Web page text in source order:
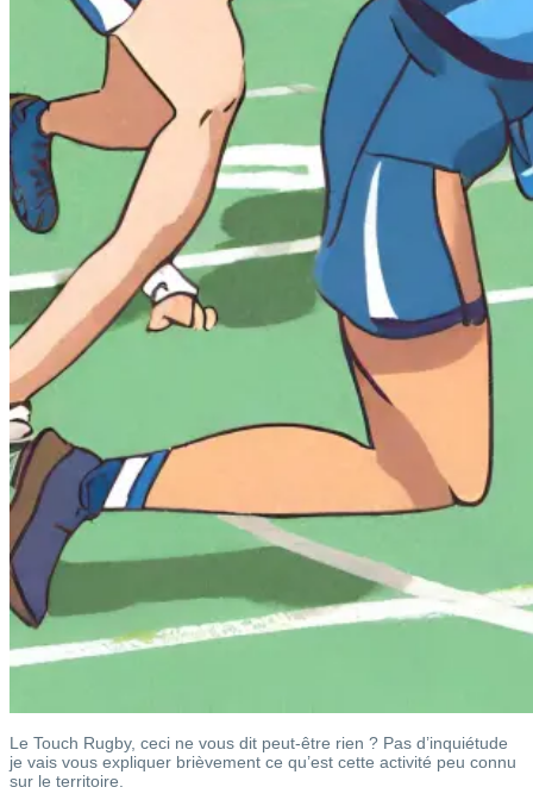
Le Touch Rugby, ceci ne vous dit peut-être rien ? Pas d’inquiétude
je vais vous expliquer brièvement ce qu’est cette activité peu connu
sur le territoire.